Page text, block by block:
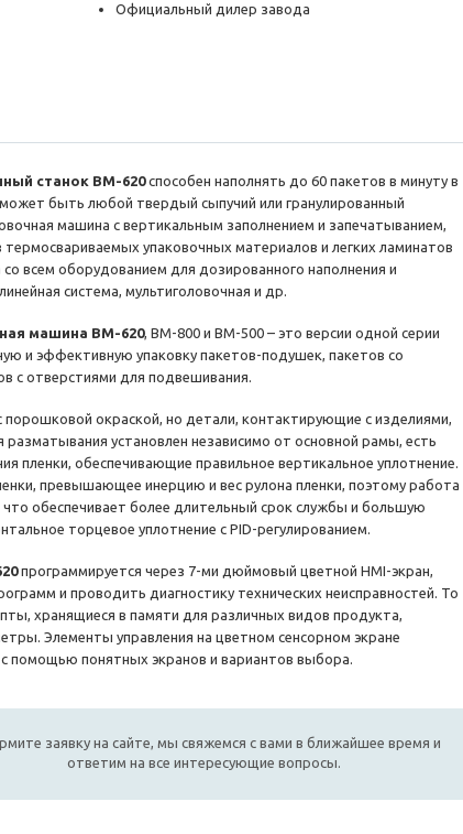
Официальный дилер завода
станок BM-620способен наполнять до 60 пакетов в минуту в
быть любой твердый сыпучий или гранулированный
машина с вертикальным заполнением и запечатыванием,
упаковочных материалов и легких ламинатов
всем оборудованием для дозированного наполнения и
система, мультиголовочная и др.
машина BM-620, BM-800 и BM-500 – это версии одной серии
и эффективную упаковку пакетов-подушек, пакетов со
с отверстиями для подвешивания.
порошковой окраской, но детали, контактирующие с изделиями,
установлен независимо от основной рамы, есть
пленки, обеспечивающие правильное вертикальное уплотнение.
превышающее инерцию и вес рулона пленки, поэтому работа
обеспечивает более длительный срок службы и большую
торцевое уплотнение с PID-регулированием.
программируется через 7-ми дюймовый цветной HMI-экран,
и проводить диагностику технических неисправностей. То
хранящиеся в памяти для различных видов продукта,
Элементы управления на цветном сенсорном экране
помощью понятных экранов и вариантов выбора.
заявку на сайте, мы свяжемся с вами в ближайшее время и
ответим на все интересующие вопросы.